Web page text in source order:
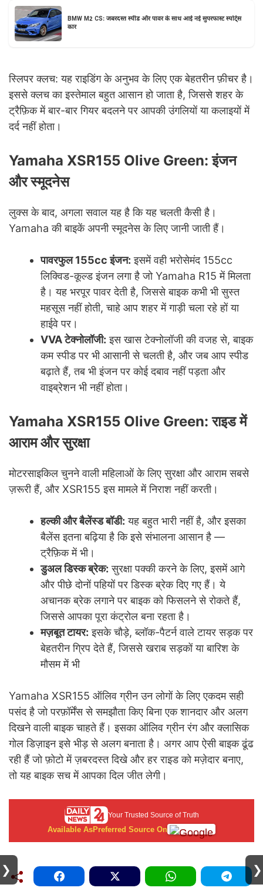
BMW M2 CS: जबरदस्त स्पीड और पावर के साथ आई नई सुपरफास्ट स्पोर्ट्स
कार
स्लिपर क्लच: यह राइडिंग के अनुभव के लिए एक बेहतरीन फ़ीचर है।
इससे क्लच का इस्तेमाल बहुत आसान हो जाता है, जिससे शहर के
ट्रैफ़िक में बार-बार गियर बदलने पर आपकी उंगलियों या कलाइयों में
दर्द नहीं होता।
Yamaha XSR155 Olive Green: इंजन
और स्मूदनेस
लुक्स के बाद, अगला सवाल यह है कि यह चलती कैसी है।
Yamaha की बाइकें अपनी स्मूदनेस के लिए जानी जाती हैं।
पावरफुल 155cc इंजन: इसमें वही भरोसेमंद 155cc
लिक्विड-कूल्ड इंजन लगा है जो Yamaha R15 में मिलता
है। यह भरपूर पावर देती है, जिससे बाइक कभी भी सुस्त
महसूस नहीं होती, चाहे आप शहर में गाड़ी चला रहे हों या
हाईवे पर।
VVA टेक्नोलॉजी: इस खास टेक्नोलॉजी की वजह से, बाइक
कम स्पीड पर भी आसानी से चलती है, और जब आप स्पीड
बढ़ाते हैं, तब भी इंजन पर कोई दबाव नहीं पड़ता और
वाइब्रेशन भी नहीं होता।
Yamaha XSR155 Olive Green: राइड में
आराम और सुरक्षा
मोटरसाइकिल चुनने वाली महिलाओं के लिए सुरक्षा और आराम सबसे
ज़रूरी हैं, और XSR155 इस मामले में निराश नहीं करती।
हल्की और बैलेंस्ड बॉडी: यह बहुत भारी नहीं है, और इसका
बैलेंस इतना बढ़िया है कि इसे संभालना आसान है —
ट्रैफ़िक में भी।
डुअल डिस्क ब्रेक: सुरक्षा पक्की करने के लिए, इसमें आगे
और पीछे दोनों पहियों पर डिस्क ब्रेक दिए गए हैं। ये
अचानक ब्रेक लगाने पर बाइक को फिसलने से रोकते हैं,
जिससे आपका पूरा कंट्रोल बना रहता है।
मज़बूत टायर: इसके चौड़े, ब्लॉक-पैटर्न वाले टायर सड़क पर
बेहतरीन ग्रिप देते हैं, जिससे खराब सड़कों या बारिश के
मौसम में भी
Yamaha XSR155 ऑलिव ग्रीन उन लोगों के लिए एकदम सही
पसंद है जो परफ़ॉर्मेंस से समझौता किए बिना एक शानदार और अलग
दिखने वाली बाइक चाहते हैं। इसका ऑलिव ग्रीन रंग और क्लासिक
गोल डिज़ाइन इसे भीड़ से अलग बनाता है। अगर आप ऐसी बाइक ढूंढ
रही हैं जो फ़ोटो में ज़बरदस्त दिखे और हर राइड को मज़ेदार बनाए,
तो यह बाइक सच में आपका दिल जीत लेगी।
Your Trusted Source of Truth
Available AsPreferred Source On
❯ ❯